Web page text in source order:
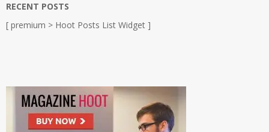
RECENT POSTS
[ premium > Hoot Posts List Widget ]